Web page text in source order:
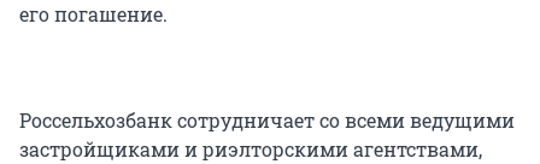
его погашение.
Россельхозбанк сотрудничает со всеми ведущими
застройщиками и риэлторскими агентствами,